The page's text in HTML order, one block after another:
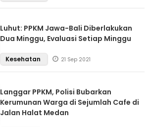
Luhut: PPKM Jawa-Bali Diberlakukan
Dua Minggu, Evaluasi Setiap Minggu
Kesehatan 21 Sep 2021
Langgar PPKM, Polisi Bubarkan
Kerumunan Warga di Sejumlah Cafe di
Jalan Halat Medan